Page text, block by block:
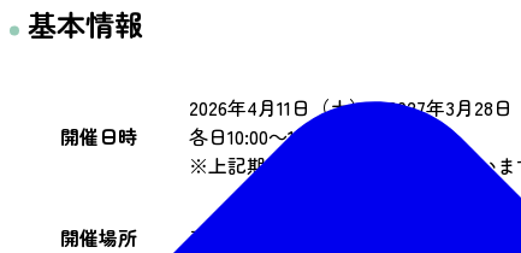
基本情報
開催日時
2026年4月11日（土）～2027年3月28
各日10:00～16:00
※上記期間で実施のない日もございま
開催場所 青葉山公園 仙臺緑彩館内 特設ブース